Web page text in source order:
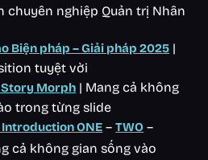
chuyên nghiệp Quản trị Nhân
Biện pháp – Giải pháp 2025 |
tuyệt vời
Story Morph | Mang cả không
trong từng slide
ONE –TWO –
cả không gian sống vào